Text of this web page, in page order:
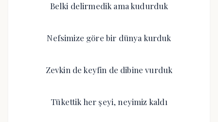
Belki delirmedik ama kudurduk
Nefsimize göre bir dünya kurduk
Zevkin de keyfin de dibine vurduk
Tükettik her şeyi, neyimiz kaldı